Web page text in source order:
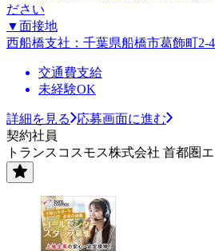
ださい
▼面接地
西船橋支社：千葉県船橋市葛飾町2-
交通費支給
未経験OK
詳細を見る
応募画面に進む
契約社員
トランスコスモス株式会社 首都圏